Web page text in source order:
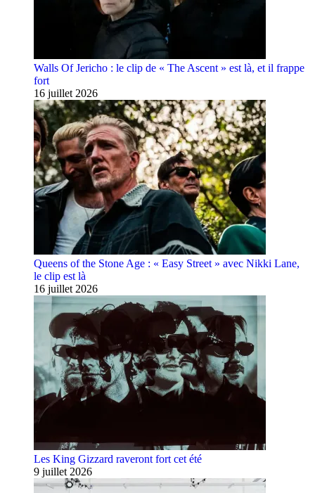
Walls Of Jericho : le clip de « The Ascent » est là, et il frappe
fort
16 juillet 2026
Queens of the Stone Age : « Easy Street » avec Nikki Lane,
le clip est là
16 juillet 2026
Les King Gizzard raveront fort cet été
9 juillet 2026